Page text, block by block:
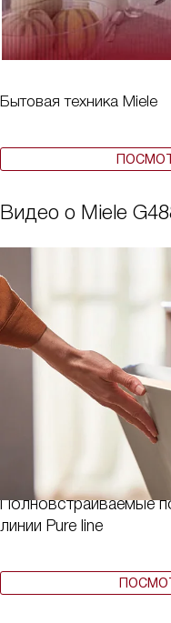
Бытовая техника Miele
Видео о Miele
Полновстраиваемые
линии Pure line